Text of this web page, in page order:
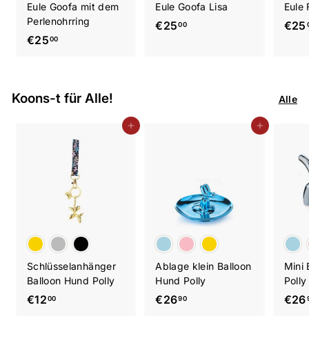
Eule Goofa mit dem
Perlenohrring
€2500€
0
Eule Goofa Lisa
€25 00€
Eule
€25
Koons-t für Alle! Alle
In den Einkaufswagen legen
Schlüsselanhänger
Balloon Hund Polly
€1200€
In den Einkaufswagen legen
Ablage klein Balloon
Hund Polly
€2690€
Mini
€26